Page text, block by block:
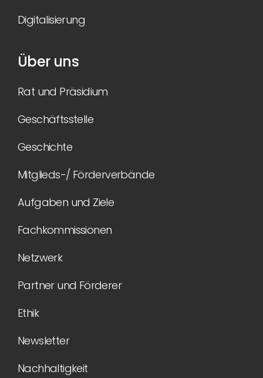
Digitalisierung
Über uns
Rat und Präsidium
Geschäftsstelle
Geschichte
Mitglieds-/ Förderverbände
Aufgaben und Ziele
Fachkommissionen
Netzwerk
Partner und Förderer
Ethik
Newsletter
Nachhaltigkeit